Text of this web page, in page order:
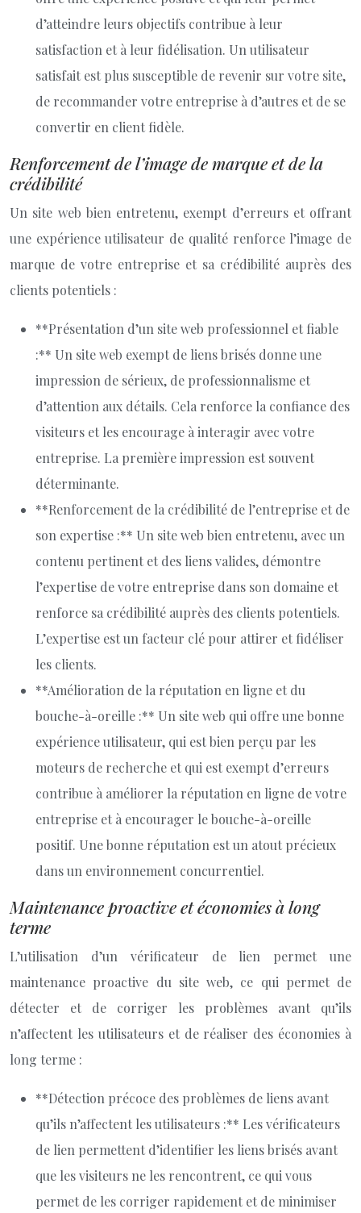
d’atteindre leurs objectifs contribue à leur
satisfaction et à leur fidélisation. Un utilisateur
satisfait est plus susceptible de revenir sur votre site,
de recommander votre entreprise à d’autres et de se
convertir en client fidèle.
Renforcement de l’image de marque et de la
crédibilité
Un site web bien entretenu, exempt d’erreurs et offrant
une expérience utilisateur de qualité renforce l’image de
marque de votre entreprise et sa crédibilité auprès des
clients potentiels :
**Présentation d’un site web professionnel et fiable
:** Un site web exempt de liens brisés donne une
impression de sérieux, de professionnalisme et
d’attention aux détails. Cela renforce la confiance des
visiteurs et les encourage à interagir avec votre
entreprise. La première impression est souvent
déterminante.
**Renforcement de la crédibilité de l’entreprise et de
son expertise :** Un site web bien entretenu, avec un
contenu pertinent et des liens valides, démontre
l’expertise de votre entreprise dans son domaine et
renforce sa crédibilité auprès des clients potentiels.
L’expertise est un facteur clé pour attirer et fidéliser
les clients.
**Amélioration de la réputation en ligne et du
bouche-à-oreille :** Un site web qui offre une bonne
expérience utilisateur, qui est bien perçu par les
moteurs de recherche et qui est exempt d’erreurs
contribue à améliorer la réputation en ligne de votre
entreprise et à encourager le bouche-à-oreille
positif. Une bonne réputation est un atout précieux
dans un environnement concurrentiel.
Maintenance proactive et économies à long
terme
L’utilisation d’un vérificateur de lien permet une
maintenance proactive du site web, ce qui permet de
détecter et de corriger les problèmes avant qu’ils
n’affectent les utilisateurs et de réaliser des économies à
long terme :
**Détection précoce des problèmes de liens avant
qu’ils n’affectent les utilisateurs :** Les vérificateurs
de lien permettent d’identifier les liens brisés avant
que les visiteurs ne les rencontrent, ce qui vous
permet de les corriger rapidement et de minimiser